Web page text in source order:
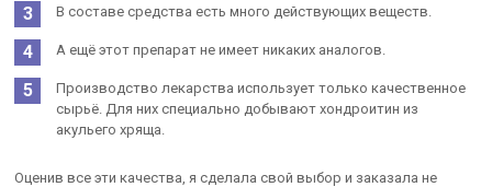
В составе средства есть много действующих веществ.
А ещё этот препарат не имеет никаких аналогов.
Производство лекарства использует только качественное
сырьё. Для них специально добывают хондроитин из
акульего хряща.
Оценив все эти качества, я сделала свой выбор и заказала не